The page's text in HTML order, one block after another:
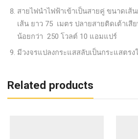
สายไฟนำไฟฟ้าเข้าเป็นสายคู่ ขนาดเส้
เส้น ยาว 75 เมตร ปลายสายติดเต้าเสี
น้อยกว่า 250 โวลต์ 10 แอมแปร์
มีวงจรแปลงกระแสสลับเป็นกระแสตรง
Related products